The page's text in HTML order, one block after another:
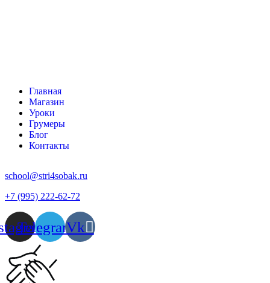
Главная
Магазин
Уроки
Грумеры
Блог
Контакты
school@stri4sobak.ru
+7 (995) 222-62-72
TelegramVk